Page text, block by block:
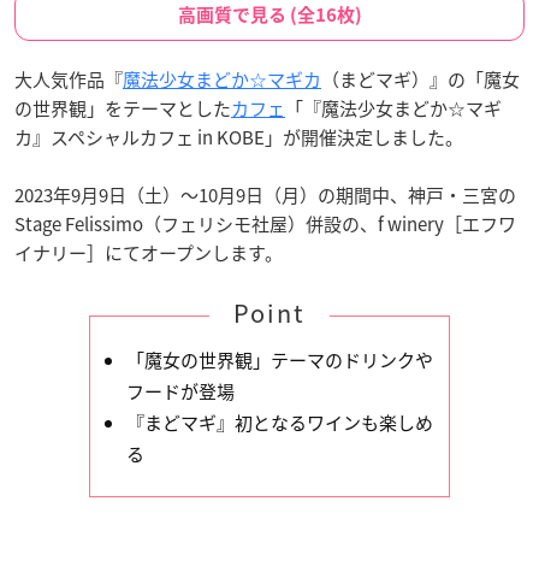
高画質で見る (全16枚)
大人気作品『魔法少女まどか☆マギカ （まどマギ）』の「魔女
の世界観」をテーマとしたカフェ 「『魔法少女まどか☆マギ
カ』スペシャルカフェ in KOBE」が開催決定しました。
2023年9月9日（土）～10月9日（月）の期間中、神戸・三宮の
Stage Felissimo（フェリシモ社屋）併設の、f winery［エフワ
イナリー］にてオープンします。
Point
「魔女の世界観」テーマのドリンクや
フードが登場
『まどマギ』初となるワインも楽しめ
る